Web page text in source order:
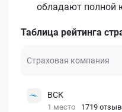
обладают полной
Таблица рейтинга
Страховая компания
ВСК
1 место 1719